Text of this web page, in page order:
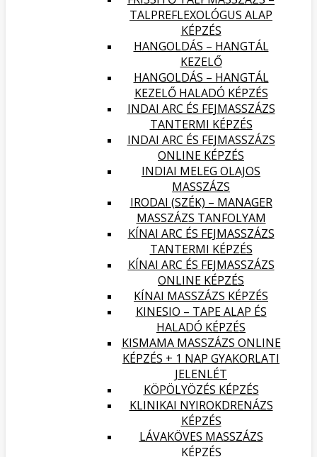
TALPREFLEXOLÓGUS ALAP
KÉPZÉS
HANGOLDÁS – HANGTÁL
KEZELŐ
HANGOLDÁS – HANGTÁL
KEZELŐ HALADÓ KÉPZÉS
INDAI ARC ÉS FEJMASSZÁZS
TANTERMI KÉPZÉS
INDAI ARC ÉS FEJMASSZÁZS
ONLINE KÉPZÉS
INDIAI MELEG OLAJOS
MASSZÁZS
IRODAI (SZÉK) – MANAGER
MASSZÁZS TANFOLYAM
KÍNAI ARC ÉS FEJMASSZÁZS
TANTERMI KÉPZÉS
KÍNAI ARC ÉS FEJMASSZÁZS
ONLINE KÉPZÉS
KÍNAI MASSZÁZS KÉPZÉS
KINESIO – TAPE ALAP ÉS
HALADÓ KÉPZÉS
KISMAMA MASSZÁZS ONLINE
KÉPZÉS + 1 NAP GYAKORLATI
JELENLÉT
KÖPÖLYÖZÉS KÉPZÉS
KLINIKAI NYIROKDRENÁZS
KÉPZÉS
LÁVAKÖVES MASSZÁZS
KÉPZÉS